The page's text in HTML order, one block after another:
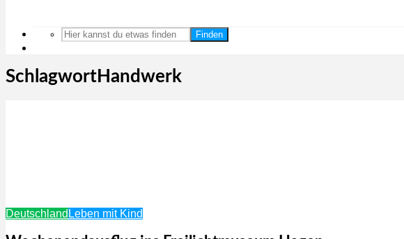
Finden
SchlagwortHandwerk
Deutschland Leben mit Kind